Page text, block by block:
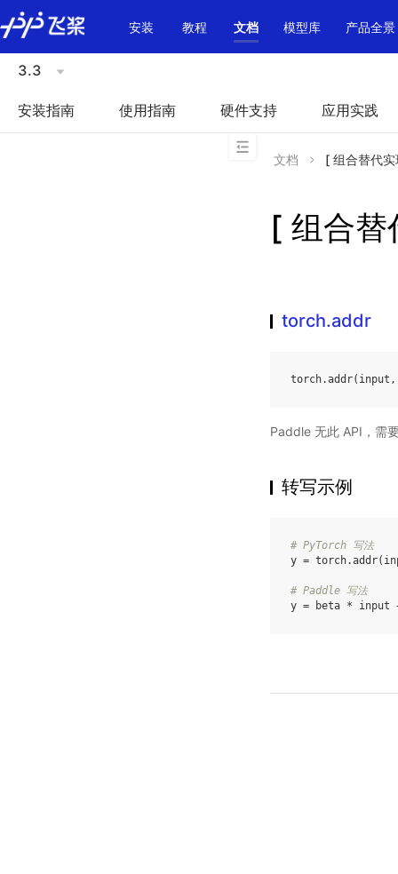
\u200E
安装
教程 文档 模型库 产品全景
3.3
安装指南 使用指南 硬件支持 应用实践
文档 [ 组合替代
[ 组合
torch.addr
torch.addr( input ,
Paddle 无此 API，需
转写示例
# PyTorch 写法
y = torch.addr(
# Paddle 写法
y = beta * input